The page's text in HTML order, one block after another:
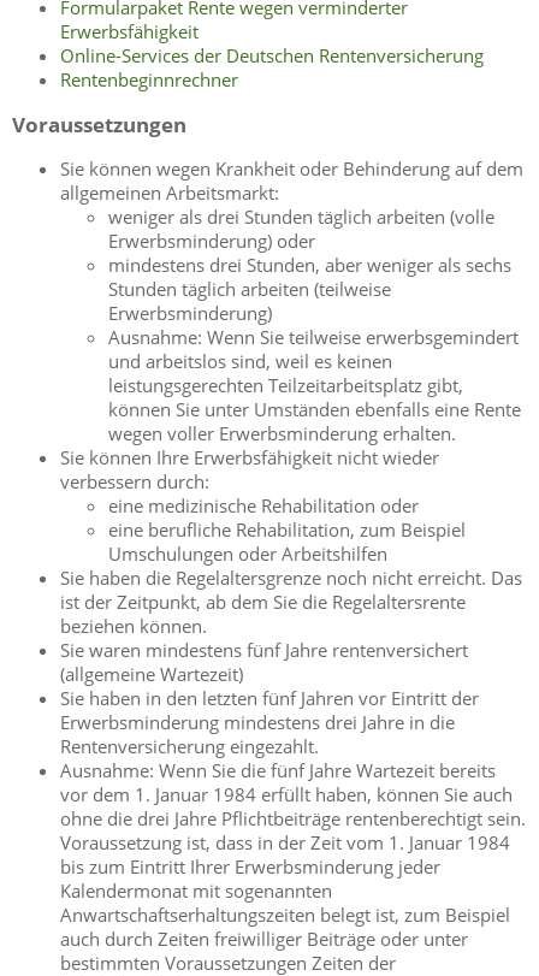
Formularpaket Rente wegen verminderter
Erwerbsfähigkeit
Online-Services der Deutschen Rentenversicherung
Rentenbeginnrechner
Voraussetzungen
Sie können wegen Krankheit oder Behinderung auf dem
allgemeinen Arbeitsmarkt:
weniger als drei Stunden täglich arbeiten (volle
Erwerbsminderung) oder
mindestens drei Stunden, aber weniger als sechs
Stunden täglich arbeiten (teilweise
Erwerbsminderung)
Ausnahme: Wenn Sie teilweise erwerbsgemindert
und arbeitslos sind, weil es keinen
leistungsgerechten Teilzeitarbeitsplatz gibt,
können Sie unter Umständen ebenfalls eine Rente
wegen voller Erwerbsminderung erhalten.
Sie können Ihre Erwerbsfähigkeit nicht wieder
verbessern durch:
eine medizinische Rehabilitation oder
eine berufliche Rehabilitation, zum Beispiel
Umschulungen oder Arbeitshilfen
Sie haben die Regelaltersgrenze noch nicht erreicht. Das
ist der Zeitpunkt, ab dem Sie die Regelaltersrente
beziehen können.
Sie waren mindestens fünf Jahre rentenversichert
(allgemeine Wartezeit)
Sie haben in den letzten fünf Jahren vor Eintritt der
Erwerbsminderung mindestens drei Jahre in die
Rentenversicherung eingezahlt.
Ausnahme: Wenn Sie die fünf Jahre Wartezeit bereits
vor dem 1. Januar 1984 erfüllt haben, können Sie auch
ohne die drei Jahre Pflichtbeiträge rentenberechtigt sein.
Voraussetzung ist, dass in der Zeit vom 1. Januar 1984
bis zum Eintritt Ihrer Erwerbsminderung jeder
Kalendermonat mit sogenannten
Anwartschaftserhaltungszeiten belegt ist, zum Beispiel
auch durch Zeiten freiwilliger Beiträge oder unter
bestimmten Voraussetzungen Zeiten der